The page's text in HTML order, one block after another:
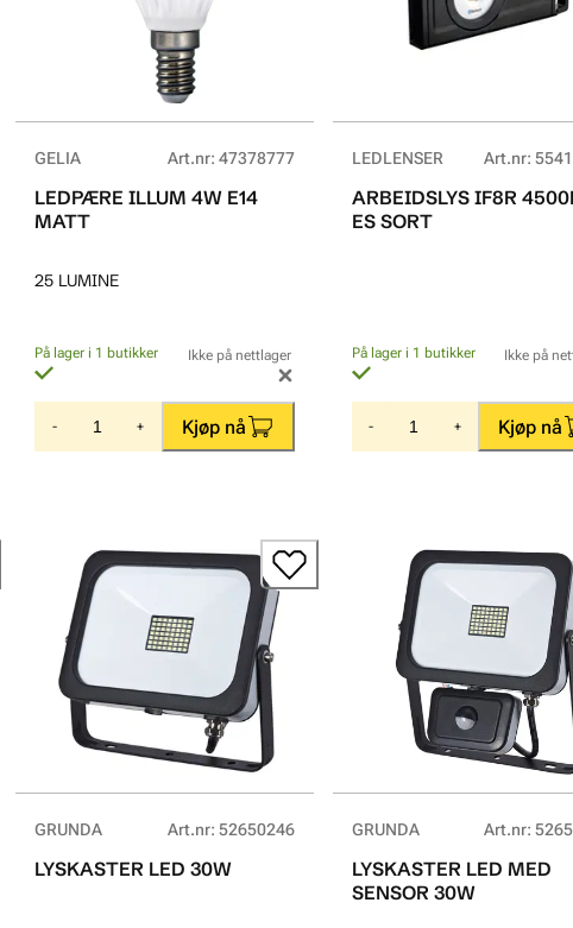
GELIA Art.nr: 47378777
LEDPÆRE ILLUM 4W E14
MATT
25 LUMINE
På lager i 1 butikker Ikke på nettlager
- + Kjøp nå
LEDLENSER Art.nr:
ARBEIDSLYS IF8R
ES SORT
På lager i 1 butikker Ikke på
- + Kjøp nå
GRUNDA Art.nr: 52650246
LYSKASTER LED 30W
GRUNDA Art.nr:
LYSKASTER LED MED
SENSOR 30W